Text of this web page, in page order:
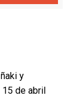
y
15 de abril